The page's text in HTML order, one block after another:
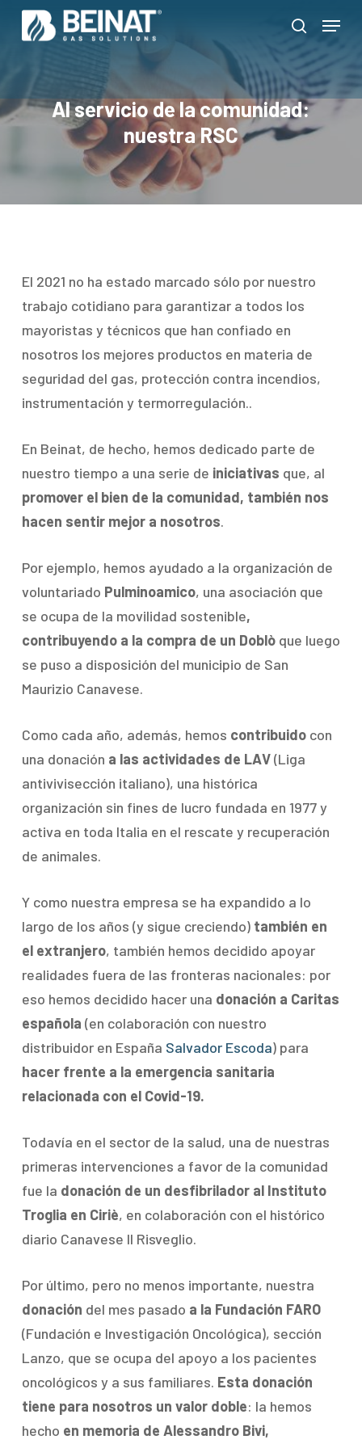
Skip
content
search
Menu
Al servicio de la comunidad:
nuestra RSC
El 2021 no ha estado marcado sólo por nuestro
trabajo cotidiano para garantizar a todos los
mayoristas y técnicos que han confiado en
nosotros los mejores productos en materia de
seguridad del gas, protección contra incendios,
instrumentación y termorregulación..
En Beinat, de hecho, hemos dedicado parte de
nuestro tiempo a una serie de iniciativas que, al
promover el bien de la comunidad, también nos
hacen sentir mejor a nosotros.
Por ejemplo, hemos ayudado a la organización de
voluntariado Pulminoamico, una asociación que
se ocupa de la movilidad sostenible,
contribuyendo a la compra de un Doblòque luego
se puso a disposición del municipio de San
Maurizio Canavese.
Como cada año, además, hemos contribuidocon
una donación a las actividades de LAV(Liga
antivivisección italiano), una histórica
organización sin fines de lucro fundada en 1977 y
activa en toda Italia en el rescate y recuperación
de animales.
Y como nuestra empresa se ha expandido a lo
largo de los años (y sigue creciendo) también en
el extranjero, también hemos decidido apoyar
realidades fuera de las fronteras nacionales: por
eso hemos decidido hacer una donación a Caritas
española (en colaboración con nuestro
distribuidor en España Salvador Escoda) para
hacer frente a la emergencia sanitaria
relacionada con el Covid-19.
Todavía en el sector de la salud, una de nuestras
primeras intervenciones a favor de la comunidad
fue la donación de un desfibrilador al Instituto
Troglia en Ciriè, en colaboración con el histórico
diario Canavese Il Risveglio.
Por último, pero no menos importante, nuestra
donación del mes pasado a la Fundación FARO
(Fundación e Investigación Oncológica), sección
Lanzo, que se ocupa del apoyo a los pacientes
oncológicos y a sus familiares. Esta donación
tiene para nosotros un valor doble: la hemos
hecho en memoria de Alessandro Bivi,
Close